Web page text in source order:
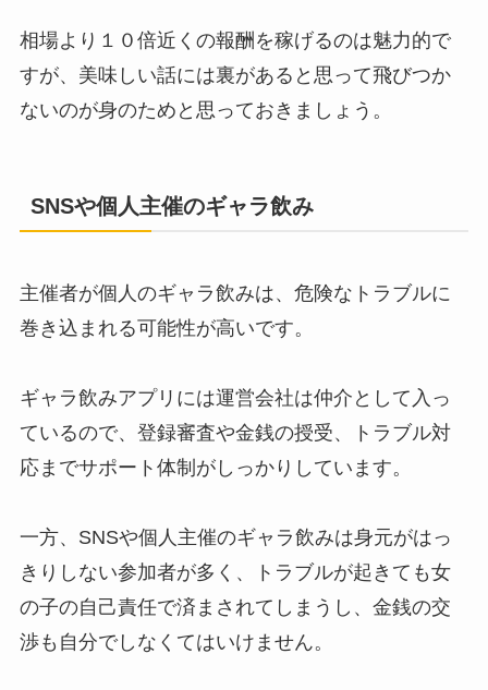
相場より１０倍近くの報酬を稼げるのは魅力的で
すが、美味しい話には裏があると思って飛びつか
ないのが身のためと思っておきましょう。
SNSや個人主催のギャラ飲み
主催者が個人のギャラ飲みは、危険なトラブルに
巻き込まれる可能性が高いです。
ギャラ飲みアプリには運営会社は仲介として入っ
ているので、登録審査や金銭の授受、トラブル対
応までサポート体制がしっかりしています。
一方、SNSや個人主催のギャラ飲みは身元がはっ
きりしない参加者が多く、トラブルが起きても女
の子の自己責任で済まされてしまうし、金銭の交
渉も自分でしなくてはいけません。